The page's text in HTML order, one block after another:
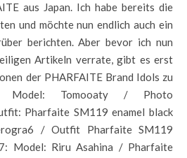
aus Japan. Ich habe bereits die
und möchte nun endlich auch ein
berichten. Aber bevor ich nun
Artikeln verrate, gibt es erst
der PHARFAITE Brand Idols zu
Model: Tomooaty / Photo
Pharfaite SM119 enamel black
/ Outfit Pharfaite SM119
Model: Riru Asahina / Pharfaite